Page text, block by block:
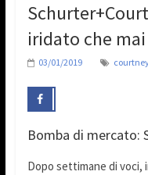
iridato che mai
03/01/2019
Bomba di mercato:
Dopo settimane di voci,